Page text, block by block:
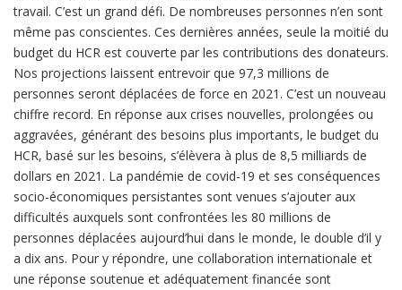
travail. C’est un grand défi. De nombreuses personnes n’en sont
même pas conscientes. Ces dernières années, seule la moitié du
budget du HCR est couverte par les contributions des donateurs.
Nos projections laissent entrevoir que 97,3 millions de
personnes seront déplacées de force en 2021. C’est un nouveau
chiffre record. En réponse aux crises nouvelles, prolongées ou
aggravées, générant des besoins plus importants, le budget du
HCR, basé sur les besoins, s’élèvera à plus de 8,5 milliards de
dollars en 2021. La pandémie de covid-19 et ses conséquences
socio-économiques persistantes sont venues s’ajouter aux
difficultés auxquels sont confrontées les 80 millions de
personnes déplacées aujourd’hui dans le monde, le double d’il y
a dix ans. Pour y répondre, une collaboration internationale et
une réponse soutenue et adéquatement financée sont